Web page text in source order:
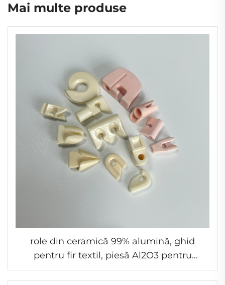
Mai multe produse
role din ceramică 99% alumină, ghid
pentru fir textil, piesă Al2O3 pentru
prelucrarea textilă